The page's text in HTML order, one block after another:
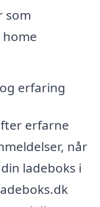
som
erfaring
erfarne
når
ladeboks i